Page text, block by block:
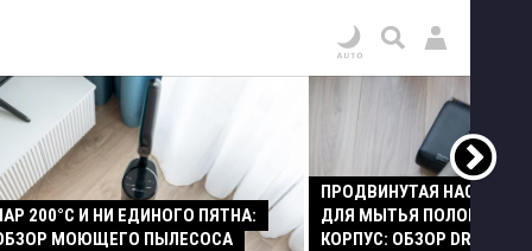
200°C И НИ ЕДИНОГО ПЯТНА:
МОЮЩЕГО ПЫЛЕСОСА
ПРОДВИНУТАЯ НАСАДКА
ДЛЯ МЫТЬЯ ПОЛОВ И
КОРПУС: ОБЗОР DREAME